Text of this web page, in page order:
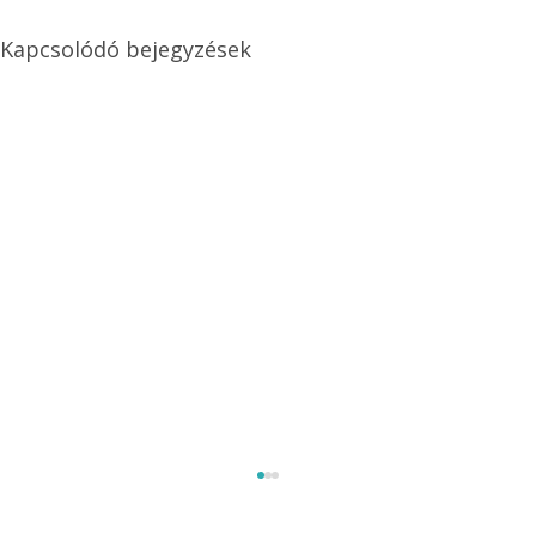
Kapcsolódó bejegyzések